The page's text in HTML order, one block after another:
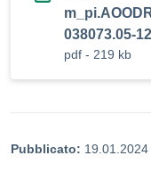
038073.05-
pdf - 219 kb
Pubblicato: 19.01.2024